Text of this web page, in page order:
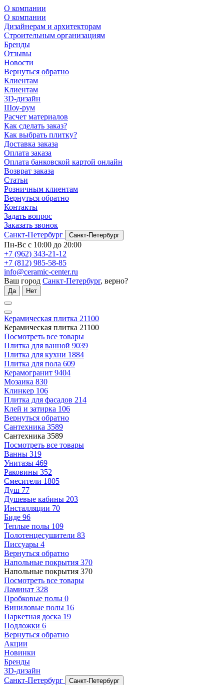
О компании
О компании
Дизайнерам и архитекторам
Строительным организациям
Бренды
Отзывы
Новости
Вернуться обратно
Клиентам
Клиентам
3D-дизайн
Шоу-рум
Расчет материалов
Как сделать заказ?
Как выбрать плитку?
Доставка заказа
Оплата заказа
Оплата банковской картой онлайн
Возврат заказа
Статьи
Розничным клиентам
Вернуться обратно
Контакты
Задать вопрос
Заказать звонок
Санкт-Петербург
Санкт-Петербург
Пн-Вс с 10:00 до 20:00
+7 (962) 343-21-12
+7 (812) 985-58-85
info@ceramic-center.ru
Ваш город Санкт-Петербург, верно?
Да Нет
Керамическая плитка 21100
Керамическая плитка 21100
Посмотреть все товары
Плитка для ванной 9039
Плитка для кухни 1884
Плитка для пола 609
Керамогранит 9404
Мозаика 830
Клинкер 106
Плитка для фасадов 214
Клей и затирка 106
Вернуться обратно
Сантехника 3589
Сантехника 3589
Посмотреть все товары
Ванны 319
Унитазы 469
Раковины 352
Смесители 1805
Душ 77
Душевые кабины 203
Инсталляции 70
Биде 96
Теплые полы 109
Полотенцесушители 83
Писсуары 4
Вернуться обратно
Напольные покрытия 370
Напольные покрытия 370
Посмотреть все товары
Ламинат 328
Пробковые полы 0
Виниловые полы 16
Паркетная доска 19
Подложки 6
Вернуться обратно
Акции
Новинки
Бренды
3D-дизайн
Санкт-Петербург
Санкт-Петербург